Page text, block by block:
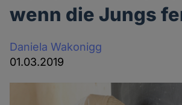
wenn die Jungs
Daniela Wakonigg
01.03.2019